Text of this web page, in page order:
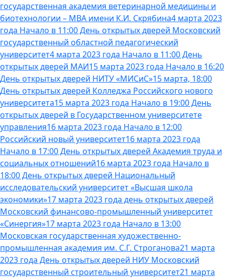
государственная академия ветеринарной медицины и
биотехнологии – МВА имени К.И. Скрябина4 марта 2023
года Начало в 11:00 День открытых дверей Московский
государственный областной педагогический
университет4 марта 2023 года Начало в 11:00 День
открытых дверей МАИ15 марта 2023 года Начало в 16:20
День открытых дверей НИТУ «МИСиС»15 марта, 18:00
День открытых дверей Колледжа Российского нового
университета15 марта 2023 года Начало в 19:00 День
открытых дверей в Государственном университете
управления16 марта 2023 года Начало в 12:00
Российский новый университет16 марта 2023 года
Начало в 17:00 День открытых дверей Академия труда и
социальных отношений16 марта 2023 года Начало в
18:00 День открытых дверей Национальный
исследовательский университет «Высшая школа
экономики»17 марта 2023 года день открытых дверей
Московский финансово-промышленный университет
«Синергия»17 марта 2023 года Начало в 13:00
Московская государственная художественно-
промышленная академия им. С.Г. Строганова21 марта
2023 года День открытых дверей НИУ Московский
государственный строительный университет21 марта